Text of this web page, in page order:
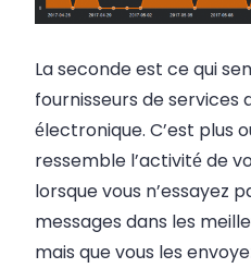
La seconde est ce qui
fournisseurs de services
électronique. C’est plus
ressemble l’activité de
lorsque vous n’essayez
messages dans les
mais que vous les